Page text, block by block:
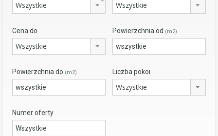
Wszystkie Wszystkie
Cena do
Wszystkie
Powierzchnia od (m2)
Powierzchnia do (m2) Liczba pokoi
Wszystkie
Numer oferty